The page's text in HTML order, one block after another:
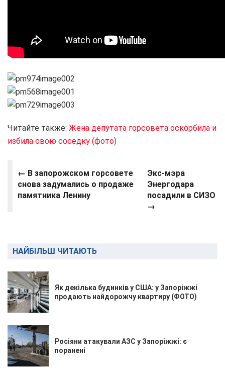
Читайте также: Жена депутата горсовета оскорбила и
избила свою соседку (фото)
← В запорожском горсовете
снова задумались о продаже
памятника Ленину
Экс-мэра
Энергодара
посадили в СИЗО
→
НАЙБІЛЬШ ЧИТАЮТЬ
Як декілька будинків у США: у Запоріжжі
продають найдорожчу квартиру (ФОТО)
Росіяни атакували АЗС у Запоріжжі: є
поранені